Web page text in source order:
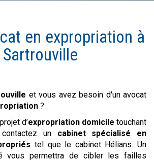
en expropriation à
Sartrouville
et vous avez besoin d'un avocat
?
d’expropriation domicile touchant
un cabinet spécialisé en
tel que le cabinet Hélians. Un
vous permettra de cibler les failles